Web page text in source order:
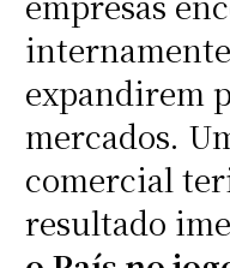
expandirem
mercados.
comercial
resultado